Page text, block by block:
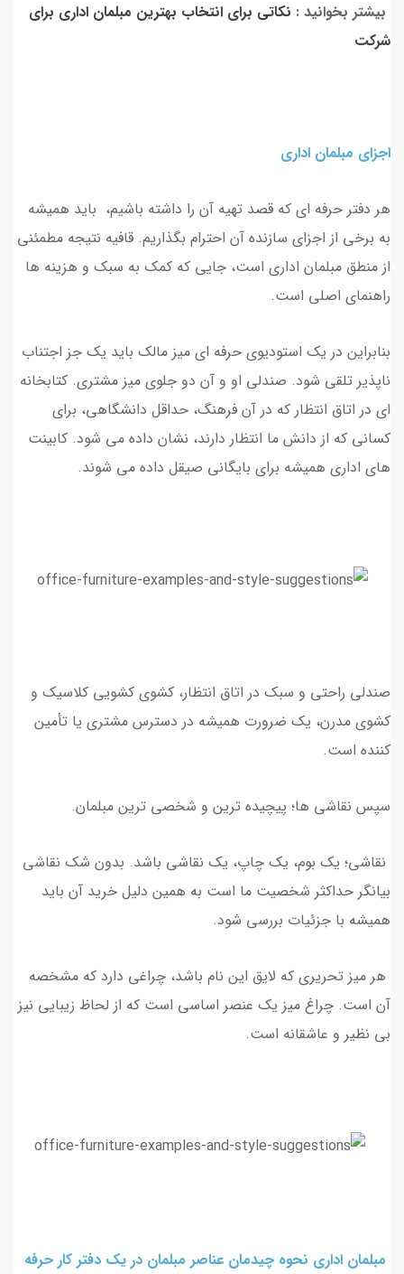
بیشتر بخوانید : نکاتی برای انتخاب بهترین مبلمان اداری برای
شرکت
اجزای مبلمان اداری
هر دفتر حرفه ای که قصد تهیه آن را داشته باشیم، باید همیشه
به برخی از اجزای سازنده آن احترام بگذاریم. قافیه نتیجه مطمئنی
از منطق مبلمان اداری است، جایی که کمک به سبک و هزینه ها
راهنمای اصلی است.
بنابراین در یک استودیوی حرفه ای میز مالک باید یک جز اجتناب
ناپذیر تلقی شود. صندلی او و آن دو جلوی میز مشتری. کتابخانه
ای در اتاق انتظار که در آن فرهنگ، حداقل دانشگاهی، برای
کسانی که از دانش ما انتظار دارند، نشان داده می شود. کابینت
های اداری همیشه برای بایگانی صیقل داده می شوند.
صندلی راحتی و سبک در اتاق انتظار، کشوی کشویی کلاسیک و
کشوی مدرن، یک ضرورت همیشه در دسترس مشتری یا تأمین
کننده است.
سپس نقاشی ها؛ پیچیده ترین و شخصی ترین مبلمان.
نقاشی؛ یک بوم، یک چاپ، یک نقاشی باشد. بدون شک نقاشی
بیانگر حداکثر شخصیت ما است به همین دلیل خرید آن باید
همیشه با جزئیات بررسی شود.
هر میز تحریری که لایق این نام باشد، چراغی دارد که مشخصه
آن است. چراغ میز یک عنصر اساسی است که از لحاظ زیبایی نیز
بی نظیر و عاشقانه است.
مبلمان اداری نحوه چیدمان عناصر مبلمان در یک دفتر کار حرفه